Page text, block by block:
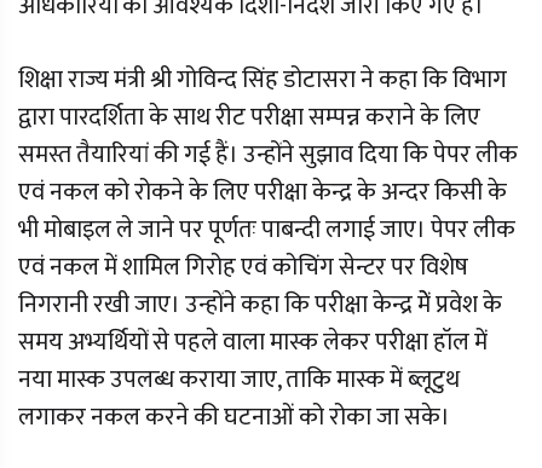
शिक्षा राज्य मंत्री श्री गोविन्द सिंह डोटासरा ने कहा कि विभाग
द्वारा पारदर्शिता के साथ रीट परीक्षा सम्पन्न कराने के लिए
समस्त तैयारियां की गई हैं। उन्होंने सुझाव दिया कि पेपर लीक
एवं नकल को रोकने के लिए परीक्षा केन्द्र के अन्दर किसी के
भी मोबाइल ले जाने पर पूर्णतः पाबन्दी लगाई जाए। पेपर लीक
एवं नकल में शामिल गिरोह एवं कोचिंग सेन्टर पर विशेष
निगरानी रखी जाए। उन्होंने कहा कि परीक्षा केन्द्र मेें प्रवेश के
समय अभ्यर्थियों से पहले वाला मास्क लेकर परीक्षा हॉल में
नया मास्क उपलब्ध कराया जाए, ताकि मास्क में ब्लूटुथ
लगाकर नकल करने की घटनाओं को रोका जा सके।